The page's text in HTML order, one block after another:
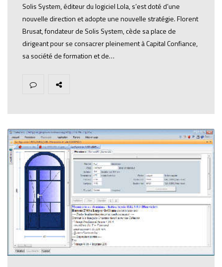
Solis System, éditeur du logiciel Lola, s’est doté d’une
nouvelle direction et adopte une nouvelle stratégie. Florent
Brusat, fondateur de Solis System, cède sa place de
dirigeant pour se consacrer pleinement à Capital Confiance,
sa société de formation et de…